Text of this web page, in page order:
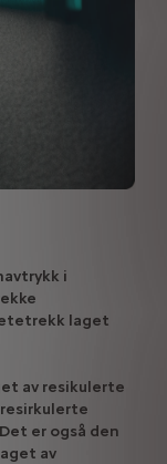
i
laget
av resikulerte
er også den
av